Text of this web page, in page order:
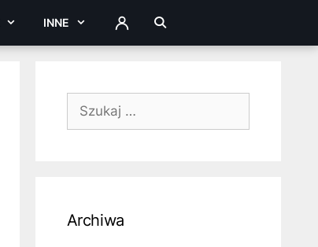
INNE ZALOGUJ
Szukaj:
Archiwa